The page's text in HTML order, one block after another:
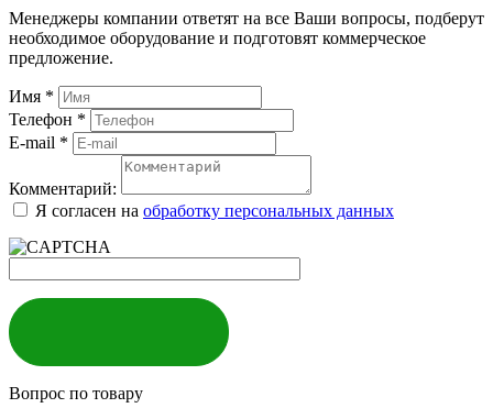
Менеджеры компании ответят на все Ваши вопросы, подберут
необходимое оборудование и подготовят коммерческое
предложение.
Имя *
Телефон *
E-mail *
Комментарий:
Я согласен на обработку персональных данных
Вопрос по товару